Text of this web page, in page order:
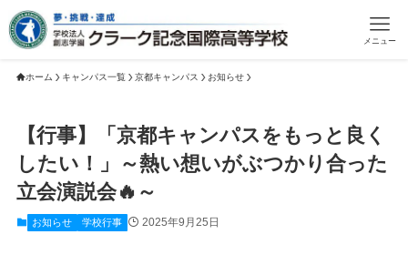
メニュー
ホーム キャンパス一覧 京都キャンパス お知らせ
【行事】「京都キャンパスをもっと良く
したい！」～熱い想いがぶつかり合った
立会演説会🔥～
お知らせ 学校行事 2025年9月25日